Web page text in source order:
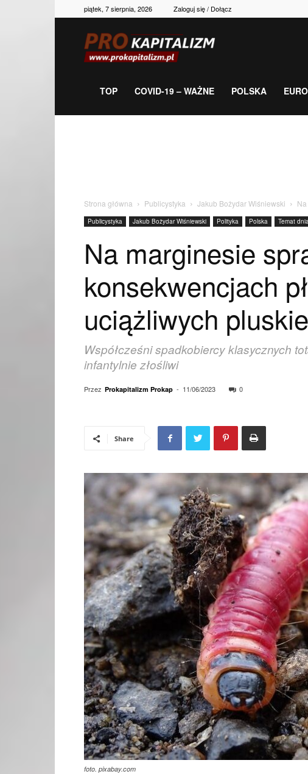
piątek, 7 sierpnia, 2026 Zaloguj się / Dołącz
gospodarka,
TOP COVID-19 – WAŻNE POLSKA
Strona główna Publicystyka Jakub Bożydar Wiśniewski
Publicystyka Jakub Bożydar Wiśniewski Polityka Polska Temat
Na marginesie
konsekwencjach
uciążliwych
Współcześni spadkobiercy klasycznych
infantylnie złośliwi
Przez Prokapitalizm Prokap - 11/06/2023 0
Share
foto. pixabay.com